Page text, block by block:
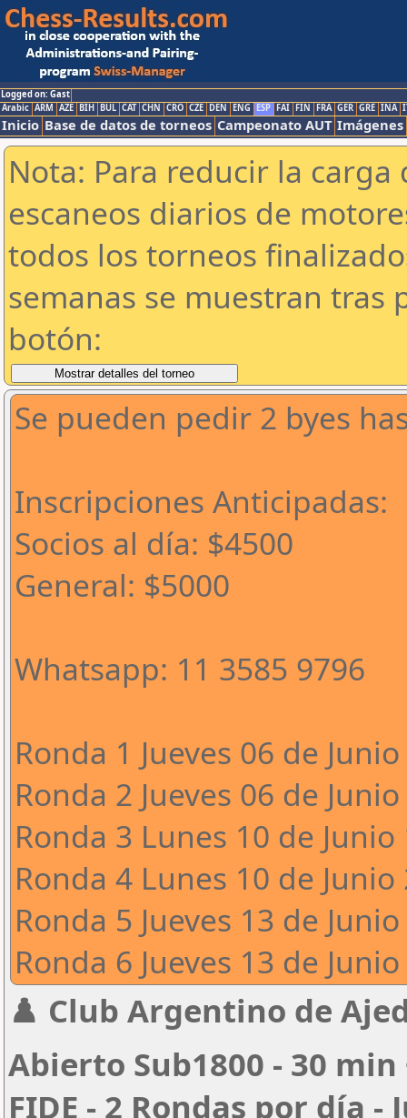
Logged on: Gast
Arabic ARM AZE BIH BUL CAT CHN CRO CZE DEN ENG ESP FAI FIN FRA GER GRE INA
Inicio Base de datos de torneos Campeonato AUT Imágenes
Nota: Para reducir la
escaneos diarios de
todos los torneos
semanas se muestran tras
botón:
Se pueden pedir 2 byes
Inscripciones Anticipadas:
Socios al día: $4500
General: $5000
Whatsapp: 11 3585 9796
Ronda 1 Jueves 06 de
Ronda 2 Jueves 06 de
Ronda 3 Lunes 10 de Junio
Ronda 4 Lunes 10 de Junio
Ronda 5 Jueves 13 de
Ronda 6 Jueves 13 de
♟️ Club Argentino de
Abierto Sub1800 - 30 min
FIDE - 2 Rondas por día -